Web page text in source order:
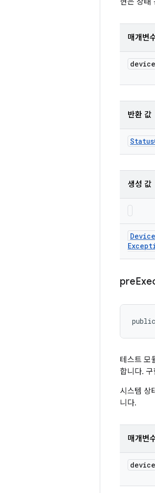
현은 상태
매개변
device
반환 값
Status
생성 값
Device
pre
public
테스트 모
합니다.
시스템 상
니다.
매개변
device